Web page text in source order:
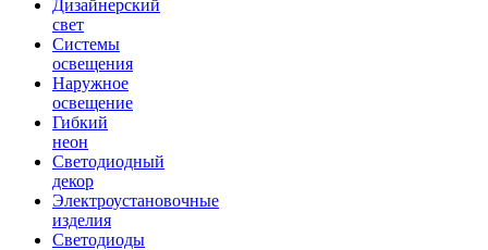
Дизайнерский
свет
Системы
освещения
Наружное
освещение
Гибкий
неон
Светодиодный
декор
Электроустановочные
изделия
Светодиоды